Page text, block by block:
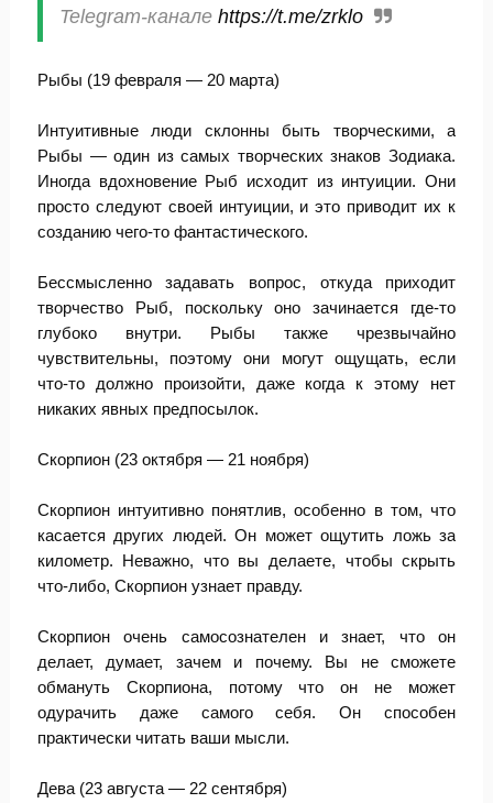
Telegram-канале https://t.me/zrklo
Рыбы (19 февраля — 20 марта)
Интуитивные люди склонны быть творческими, а
Рыбы — один из самых творческих знаков Зодиака.
Иногда вдохновение Рыб исходит из интуиции. Они
просто следуют своей интуиции, и это приводит их к
созданию чего-то фантастического.
Бессмысленно задавать вопрос, откуда приходит
творчество Рыб, поскольку оно зачинается где-то
глубоко внутри. Рыбы также чрезвычайно
чувствительны, поэтому они могут ощущать, если
что-то должно произойти, даже когда к этому нет
никаких явных предпосылок.
Скорпион (23 октября — 21 ноября)
Скорпион интуитивно понятлив, особенно в том, что
касается других людей. Он может ощутить ложь за
километр. Неважно, что вы делаете, чтобы скрыть
что-либо, Скорпион узнает правду.
Скорпион очень самосознателен и знает, что он
делает, думает, зачем и почему. Вы не сможете
обмануть Скорпиона, потому что он не может
одурачить даже самого себя. Он способен
практически читать ваши мысли.
Дева (23 августа — 22 сентября)